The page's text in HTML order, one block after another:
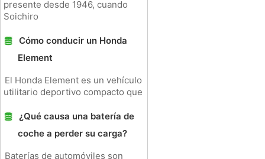
presente desde 1946, cuando
Soichiro
Cómo conducir un Honda
Element
El Honda Element es un vehículo
utilitario deportivo compacto que
¿Qué causa una batería de
coche a perder su carga?
Baterías de automóviles son